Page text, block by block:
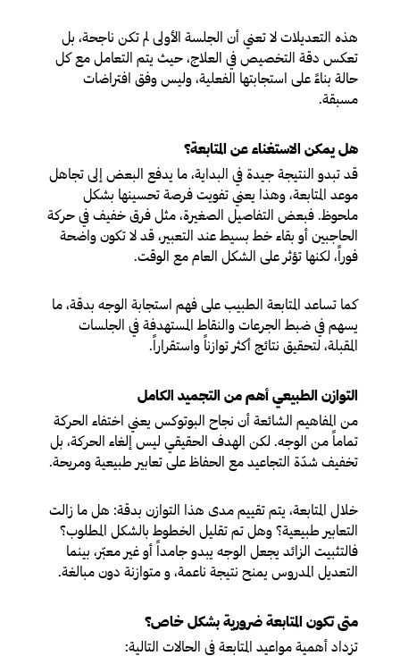
هذه التعديلات لا تعني أن الجلسة الأولى لم تكن ناجحة، بل
تعكس دقة التخصيص في العلاج، حيث يتم التعامل مع كل
حالة بناءً على استجابتها الفعلية، وليس وفق افتراضات
مسبقة.
هل يمكن الاستغناء عن المتابعة؟
قد تبدو النتيجة جيدة في البداية، ما يدفع البعض إلى تجاهل
موعد المتابعة، وهذا يعني تفويت فرصة تحسينها بشكل
ملحوظ. فبعض التفاصيل الصغيرة، مثل فرق خفيف في حركة
الحاجبين أو بقاء خط بسيط عند التعبير، قد لا تكون واضحة
فوراً، لكنها تؤثر على الشكل العام مع الوقت.
كما تساعد المتابعة الطبيب على فهم استجابة الوجه بدقة، ما
يسهم في ضبط الجرعات والنقاط المستهدفة في الجلسات
المقبلة، لتحقيق نتائج أكثر توازناً واستقراراً.
التوازن الطبيعي أهم من التجميد الكامل
من المفاهيم الشائعة أن نجاح البوتوكس يعني اختفاء الحركة
تماماً من الوجه. لكن الهدف الحقيقي ليس إلغاء الحركة، بل
تخفيف شدّة التجاعيد مع الحفاظ على تعابير طبيعية ومريحة.
خلال المتابعة، يتم تقييم مدى هذا التوازن بدقة: هل ما زالت
التعابير طبيعية؟ وهل تم تقليل الخطوط بالشكل المطلوب؟
فالتثبيت الزائد يجعل الوجه يبدو جامداً أو غير معبّر، بينما
التعديل المدروس يمنح نتيجة ناعمة، و متوازنة دون مبالغة.
متى تكون المتابعة ضرورية بشكل خاص؟
تزداد أهمية مواعيد المتابعة في الحالات التالية: